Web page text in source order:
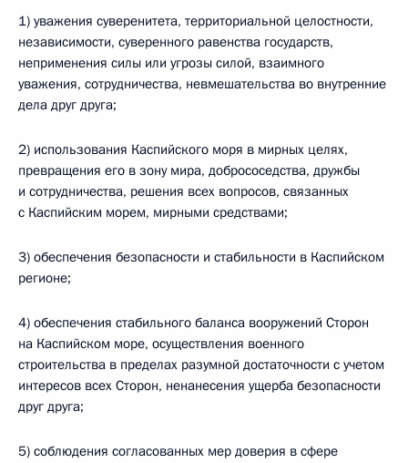
1) уважения суверенитета, территориальной целостности,
независимости, суверенного равенства государств,
неприменения силы или угрозы силой, взаимного
уважения, сотрудничества, невмешательства во внутренние
дела друг друга;
2) использования Каспийского моря в мирных целях,
превращения его в зону мира, добрососедства, дружбы
и сотрудничества, решения всех вопросов, связанных
с Каспийским морем, мирными средствами;
3) обеспечения безопасности и стабильности в Каспийском
регионе;
4) обеспечения стабильного баланса вооружений Сторон
на Каспийском море, осуществления военного
строительства в пределах разумной достаточности с учетом
интересов всех Сторон, ненанесения ущерба безопасности
друг друга;
5) соблюдения согласованных мер доверия в сфере